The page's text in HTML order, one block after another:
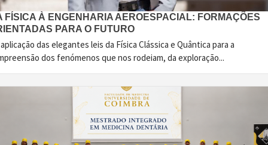
FÍSICA À ENGENHARIA AEROESPACIAL: FORMAÇÕES
PARA O FUTURO
das elegantes leis da Física Clássica e Quântica para a
dos fenómenos que nos rodeiam, da exploração...